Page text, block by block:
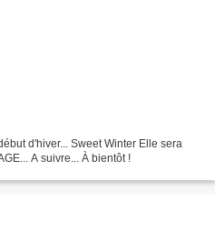
d'hiver... Sweet Winter Elle sera
A suivre... À bientôt !